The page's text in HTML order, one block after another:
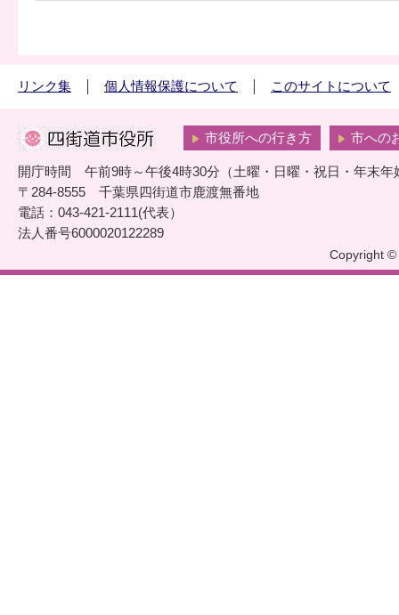
リンク集 個人情報保護について このサイトについて
市役所への行き方 市への
開庁時間 午前9時～午後4時30分（土曜・日曜・祝日・年末年
〒284-8555 千葉県四街道市鹿渡無番地
電話：043-421-2111(代表）
法人番号6000020122289
Copyright ©